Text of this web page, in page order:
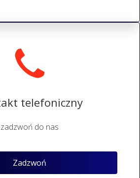
telefoniczny
zadzwoń do nas
Zadzwoń